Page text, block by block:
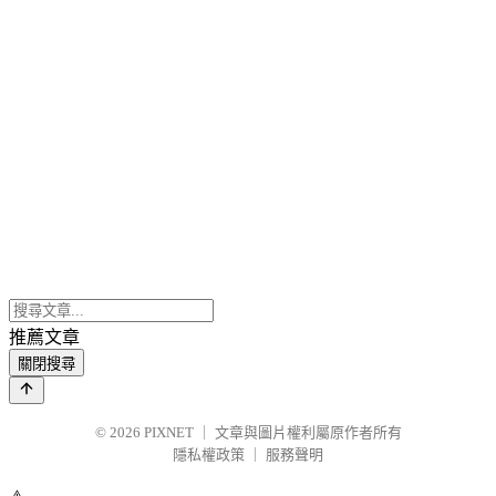
推薦文章
關閉搜尋
© 2026 PIXNET
文章與圖片權利屬原作者所有
隱私權政策
服務聲明